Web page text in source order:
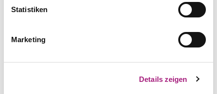
Statistiken
Marketing
Details zeigen